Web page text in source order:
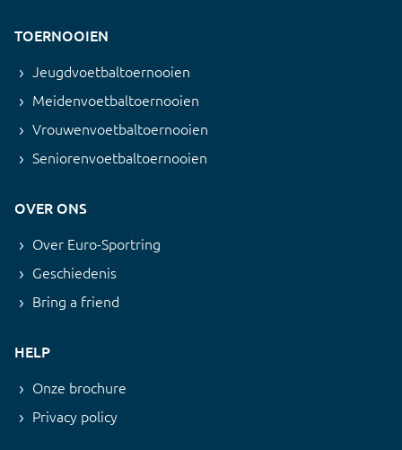
TOERNOOIEN
Jeugdvoetbaltoernooien
Meidenvoetbaltoernooien
Vrouwenvoetbaltoernooien
Seniorenvoetbaltoernooien
OVER ONS
Over Euro-Sportring
Geschiedenis
Bring a friend
HELP
Onze brochure
Privacy policy